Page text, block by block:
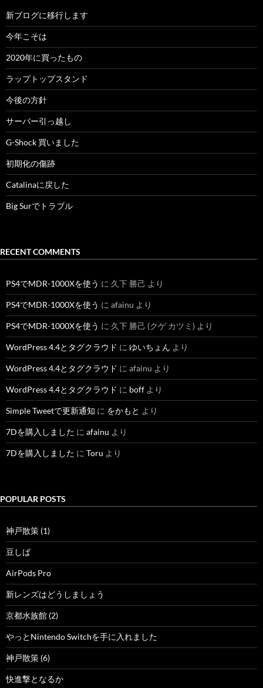
新ブログに移行します
今年こそは
2020年に買ったもの
ラップトップスタンド
今後の方針
サーバー引っ越し
G-Shock 買いました
初期化の傷跡
Catalinaに戻した
Big Surでトラブル
RECENT COMMENTS
PS4でMDR-1000Xを使う に 久下 勝己 より
PS4でMDR-1000Xを使う に afainu より
PS4でMDR-1000Xを使う に 久下 勝己 (クゲ カツミ) より
WordPress 4.4とタグクラウド に ゆいちょん より
WordPress 4.4とタグクラウド に afainu より
WordPress 4.4とタグクラウド に boff より
Simple Tweetで更新通知 に をかもと より
7Dを購入しました に afainu より
7Dを購入しました に Toru より
POPULAR POSTS
神戸散策 (1)
豆しば
AirPods Pro
新レンズはどうしましょう
京都水族館 (2)
やっとNintendo Switchを手に入れました
神戸散策 (6)
快進撃となるか